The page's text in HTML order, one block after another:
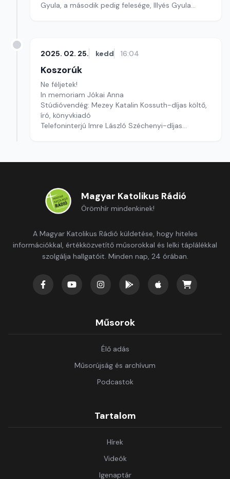
Gyula, a második pedig felesége, Illyés Gyula
2025. 02. 25. kedd 16:04
Koszorúk
Ne féljetek!
In memoriam Jókai Anna
Stúdióvendég: Mezey Katalin Kossuth-díjas költő,
író, könyvkiadó
Telefoninterjú Imre László Széchenyi-díjas
Magyar Katolikus Rádió
Örömhír mindenkinek!
A Magyar Katolikus Rádió küldetése, hogy hiteles
információkkal, értékközvetítő műsorokkal és lelki táplálékkal
szolgálja hallgatóit. Minden nap, 24 órában.
Műsorok
Élő adás
Műsorújság és archívum
Podcastok
Tartalom
Hírek
Videók
Igenaptár